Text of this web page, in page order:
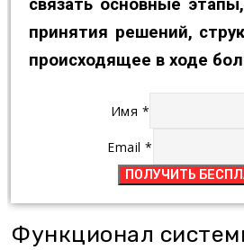
связать основные
принятия решений,
происходящее в ходе
Имя *
Email*
ПОЛУЧИТЬ
Функционал